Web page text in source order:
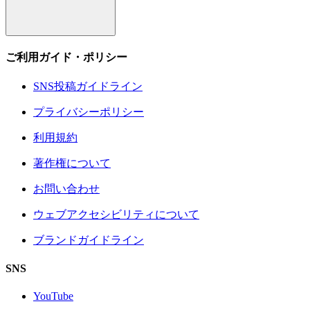
ご利用ガイド・ポリシー
SNS投稿ガイドライン
プライバシーポリシー
利用規約
著作権について
お問い合わせ
ウェブアクセシビリティについて
ブランドガイドライン
SNS
YouTube